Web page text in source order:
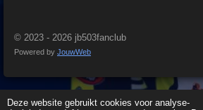
Deze website gebruikt cookies voor analyse-
© 2023 - 2026 jb503fanclub
Powered by JouwWeb